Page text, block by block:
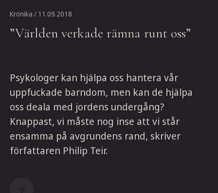
Krönika / 11.09.2018
”Världen verkade rämna runt oss”
Psykologer kan hjälpa oss hantera vår
uppfuckade barndom, men kan de hjälpa
oss deala med jordens undergång?
Knappast, vi måste nog inse att vi står
ensamma på avgrundens rand, skriver
författaren Philip Teir.